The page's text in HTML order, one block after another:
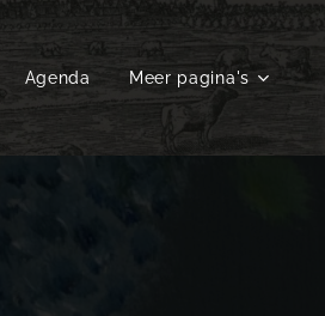
Agenda Meer pagina's